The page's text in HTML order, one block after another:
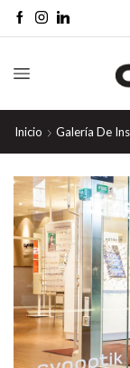
Inicio Galería De